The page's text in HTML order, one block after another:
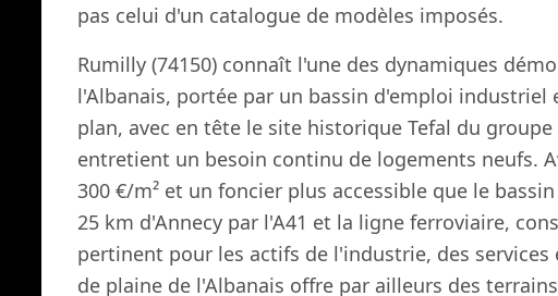
pas celui d'un catalogue de modèles imposés.
Rumilly (74150) connaît l'une des dynamiques
l'Albanais, portée par un bassin d'emploi
plan, avec en tête le site historique Tefal du
entretient un besoin continu de logements neufs.
300 €/m² et un foncier plus accessible que le
25 km d'Annecy par l'A41 et la ligne ferroviaire,
pertinent pour les actifs de l'industrie, des
de plaine de l'Albanais offre par ailleurs des